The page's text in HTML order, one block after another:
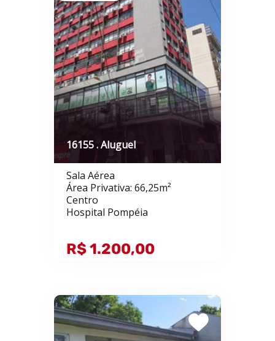
16155 . Aluguel
Sala Aérea
Área Privativa: 66,25m²
Centro
Hospital Pompéia
R$ 1.200,00